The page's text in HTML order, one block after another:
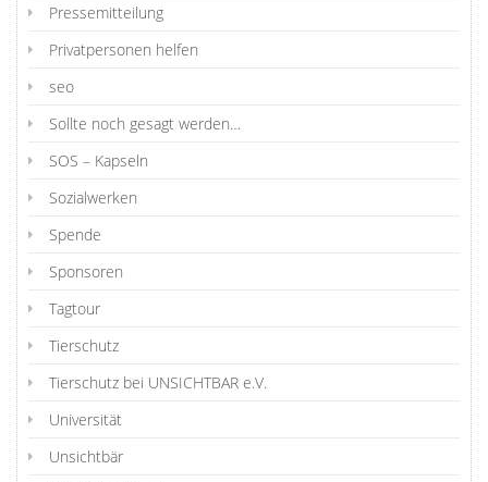
Pressemitteilung
Privatpersonen helfen
seo
Sollte noch gesagt werden…
SOS – Kapseln
Sozialwerken
Spende
Sponsoren
Tagtour
Tierschutz
Tierschutz bei UNSICHTBAR e.V.
Universität
Unsichtbär